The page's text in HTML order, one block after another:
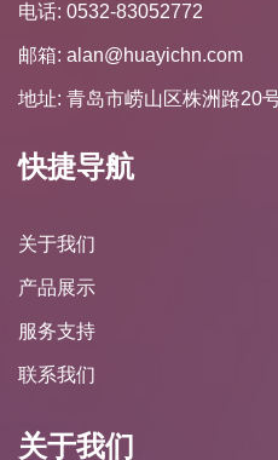
电话: 0532-83052772
邮箱: alan@huayichn.com
地址: 青岛市崂山区株洲路20
快捷导航
关于我们
产品展示
服务支持
联系我们
关于我们